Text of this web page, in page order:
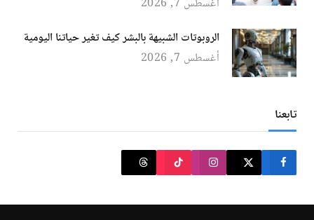
أغسطس 7, 2026
الروبوتات الشبيهة بالبشر كيف تغير حياتنا اليومية
أغسطس 7, 2026
تابعنا